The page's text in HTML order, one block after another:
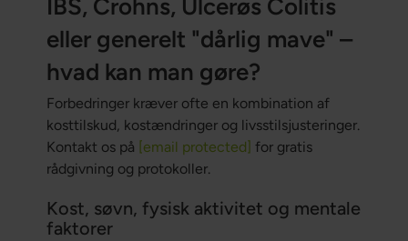
IBS, Crohns, Ulcerøs Colitis
eller generelt "dårlig mave" –
hvad kan man gøre?
Forbedringer kræver ofte en kombination af
kosttilskud, kostændringer og livsstilsjusteringer.
Kontakt os på [email protected] for gratis
rådgivning og protokoller.
Kost, søvn, fysisk aktivitet og mentale
faktorer